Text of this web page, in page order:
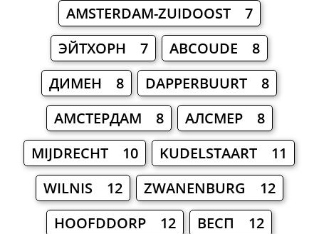
AMSTERDAM-ZUIDOOST 7
ЭЙТХОРН 7
ABCOUDE 8
ДИМЕН 8
DAPPERBUURT 8
АМСТЕРДАМ 8
АЛСМЕР 8
MIJDRECHT 10
KUDELSTAART 11
WILNIS 12
ZWANENBURG 12
HOOFDDORP 12
ВЕСП 12